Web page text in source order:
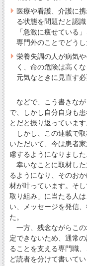
医療や看護、介護に
る状態を問題だと認
「急激に痩せている
専門外のことでどう
栄養失調の人が病気
く、命の危険は高く
元気なときに見直す
などで、こう書きなが
で、しかし自分自身も
とだと振り返っています
しかし、この連載で取
いただいて、今は患者
慮するようになりました
幸いなことに取材した
るようになり、そのお
材が叶っています。そ
取り組み」に当たる人
い、メッセージを発信
た。
一方、残念ながらこの
定できないため、通常
ることを支える専門職
ど読者を分けて書いて